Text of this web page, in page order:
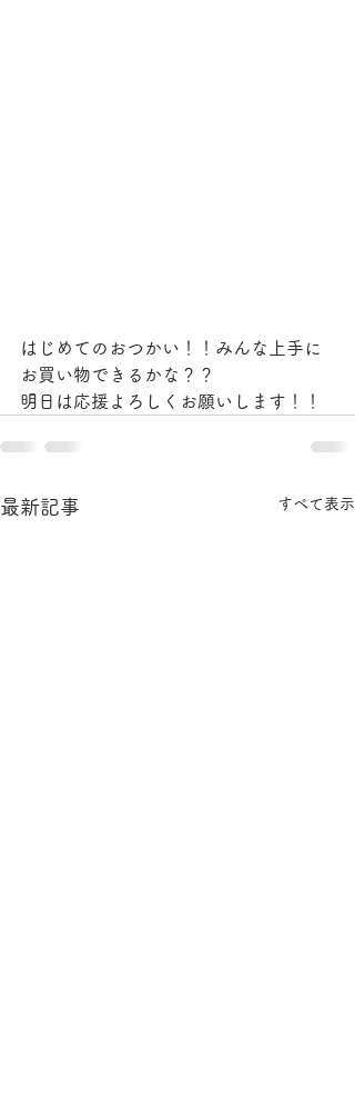
はじめてのおつかい！！みんな上手に
お買い物できるかな？？
明日は応援よろしくお願いします！！
最新記事 すべて表示